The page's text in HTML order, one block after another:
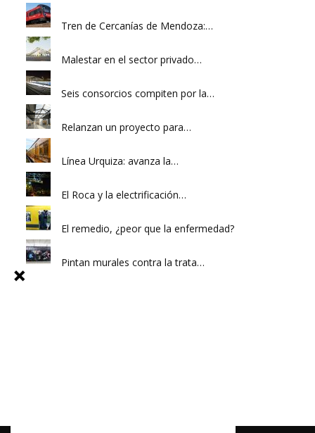
Tren de Cercanías de Mendoza:…
Malestar en el sector privado…
Seis consorcios compiten por la…
Relanzan un proyecto para…
Línea Urquiza: avanza la…
El Roca y la electrificación…
El remedio, ¿peor que la enfermedad?
Pintan murales contra la trata…